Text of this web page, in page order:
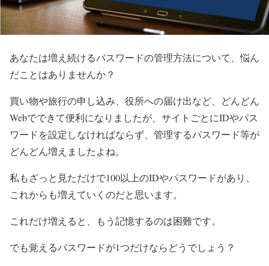
あなたは増え続けるパスワードの管理方法について、悩ん
だことはありませんか？
買い物や旅行の申し込み、役所への届け出など、どんどん
Webでできて便利になりましたが、サイトごとにIDやパス
ワードを設定しなければならず、管理するパスワード等が
どんどん増えましたよね。
私もざっと見ただけで100以上のIDやパスワードがあり、
これからも増えていくのだと思います。
これだけ増えると、もう記憶するのは困難です。
でも覚えるパスワードが1つだけならどうでしょう？